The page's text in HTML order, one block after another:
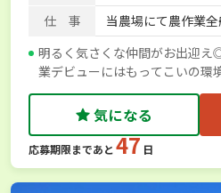
仕 事
当農場にて農作業
明るく気さくな仲間がお出迎
業デビューにはもってこいの環
バイト募集
気になる
応募期限まであと 47 日